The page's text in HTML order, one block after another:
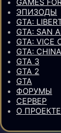
GAMES
ЭПИЗОДЫ
GTA:
GTA: SAN
GTA: VICE
GTA:
GTA 3
GTA 2
GTA
ФОРУМЫ
СЕРВЕР
О ПРОЕКТЕ